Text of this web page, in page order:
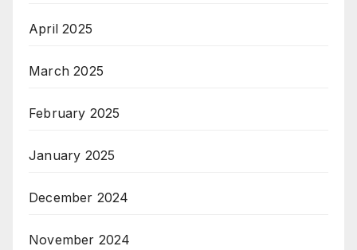
April 2025
March 2025
February 2025
January 2025
December 2024
November 2024